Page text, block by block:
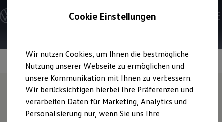
Hauptinhalt
springen
Footer
springen
Modelle & Konfigurator
Nutzfahrzeugkategorien entdecken
Modelle konfigurieren
Vorgängermodelle und Oldtimer
Vorgängermodelle
Oldtimer
Bulli Historie
Branchenlösungen & Gewerbekunden
Umbaulösungen und Hersteller finden
Auf- und Umbauten entdecken & konfigurieren
Groß- und Sonderkunden
Sitzbezüge
Harmonischaufeinande
Cookie Einstellungen
Wir nutzen Cookies, um Ihnen die bestmögliche
Nutzung unserer Webseite zu ermöglichen und
unsere Kommunikation mit Ihnen zu verbessern.
Wir berücksichtigen hierbei Ihre Präferenzen und
verarbeiten Daten für Marketing, Analytics und
Personalisierung nur, wenn Sie uns Ihre